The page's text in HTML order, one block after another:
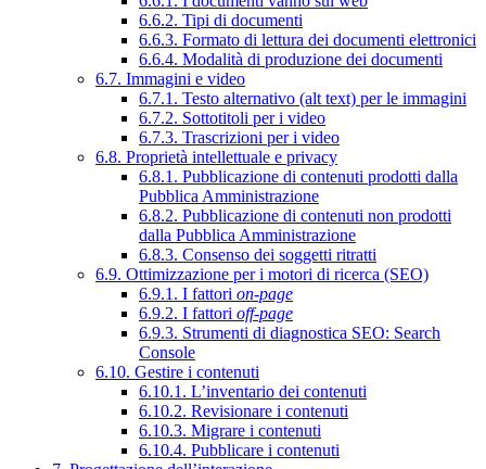
6.6.2. Tipi di documenti
6.6.3. Formato di lettura dei documenti elettronici
6.6.4. Modalità di produzione dei documenti
6.7. Immagini e video
6.7.1. Testo alternativo (alt text) per le immagini
6.7.2. Sottotitoli per i video
6.7.3. Trascrizioni per i video
6.8. Proprietà intellettuale e privacy
6.8.1. Pubblicazione di contenuti prodotti dalla
Pubblica Amministrazione
6.8.2. Pubblicazione di contenuti non prodotti
dalla Pubblica Amministrazione
6.8.3. Consenso dei soggetti ritratti
6.9. Ottimizzazione per i motori di ricerca (SEO)
6.9.1. I fattori on-page
6.9.2. I fattori off-page
6.9.3. Strumenti di diagnostica SEO: Search
Console
6.10. Gestire i contenuti
6.10.1. L’inventario dei contenuti
6.10.2. Revisionare i contenuti
6.10.3. Migrare i contenuti
6.10.4. Pubblicare i contenuti